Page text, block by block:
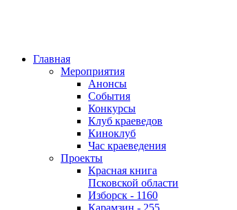
Главная
Мероприятия
Анонсы
События
Конкурсы
Клуб краеведов
Киноклуб
Час краеведения
Проекты
Красная книга
Псковской области
Изборск - 1160
Карамзин - 255